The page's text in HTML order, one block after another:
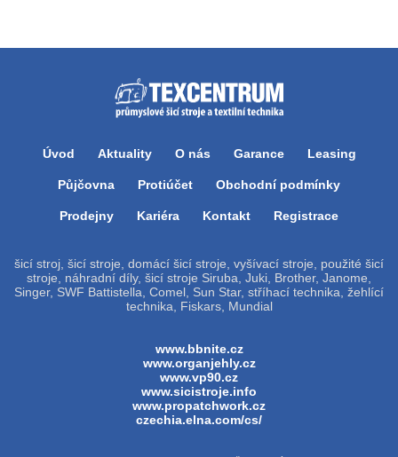
Úvod Aktuality O nás Garance Leasing
Půjčovna Protiúčet Obchodní podmínky
Prodejny Kariéra Kontakt Registrace
šicí stroj, šicí stroje, domácí šicí stroje, vyšívací stroje, použité šicí
stroje, náhradní díly, šicí stroje Siruba, Juki, Brother, Janome,
Singer, SWF Battistella, Comel, Sun Star, stříhací technika, žehlící
technika, Fiskars, Mundial
www.bbnite.cz
www.organjehly.cz
www.vp90.cz
www.sicistroje.info
www.propatchwork.cz
czechia.elna.com/cs/